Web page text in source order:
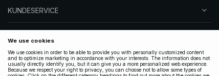
KUNDESERVICE
FØLG OS